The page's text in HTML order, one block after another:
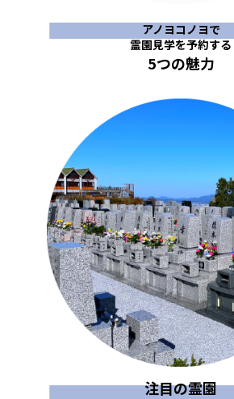
アノヨコノヨで
霊園見学を予約する
5つの魅力
注目の霊園